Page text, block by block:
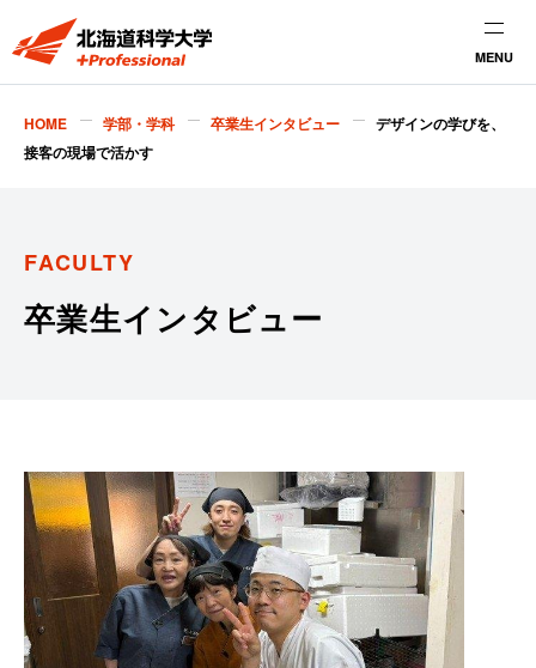
MENU
HOME 学部・学科 卒業生インタビュー
デザインの学びを、
接客の現場で活かす
FACULTY
卒業生インタビュー